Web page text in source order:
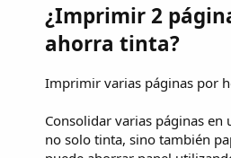
¿Imprimir 2
ahorra tinta?
Imprimir varias páginas por
Consolidar varias páginas en
no solo tinta, sino también